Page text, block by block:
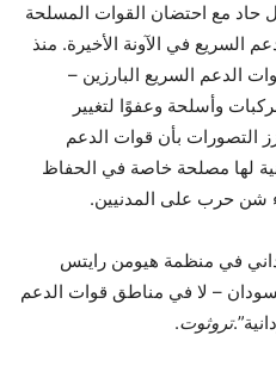
حاد مع احتضان القوات المسلحة
السريع في الآونة الأخيرة. منذ
الدعم السريع البارزين –
وأسلحة وعفوًا لتغيير
التصورات بأن قوات الدعم
لها مصلحة خاصة في الحفاظ
شن حرب على المدنيين.
في منظمة هيومن رايتس
– لا في مناطق قوات الدعم
تروثوت.